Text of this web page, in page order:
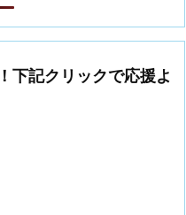
下記クリックで応援よ